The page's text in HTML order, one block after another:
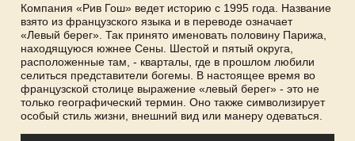
Компания «Рив Гош» ведет историю с 1995 года. Название
взято из французского языка и в переводе означает
«Левый берег». Так принято именовать половину Парижа,
находящуюся южнее Сены. Шестой и пятый округа,
расположенные там, - кварталы, где в прошлом любили
селиться представители богемы. В настоящее время во
французской столице выражение «левый берег» - это не
только географический термин. Оно также символизирует
особый стиль жизни, внешний вид или манеру одеваться.